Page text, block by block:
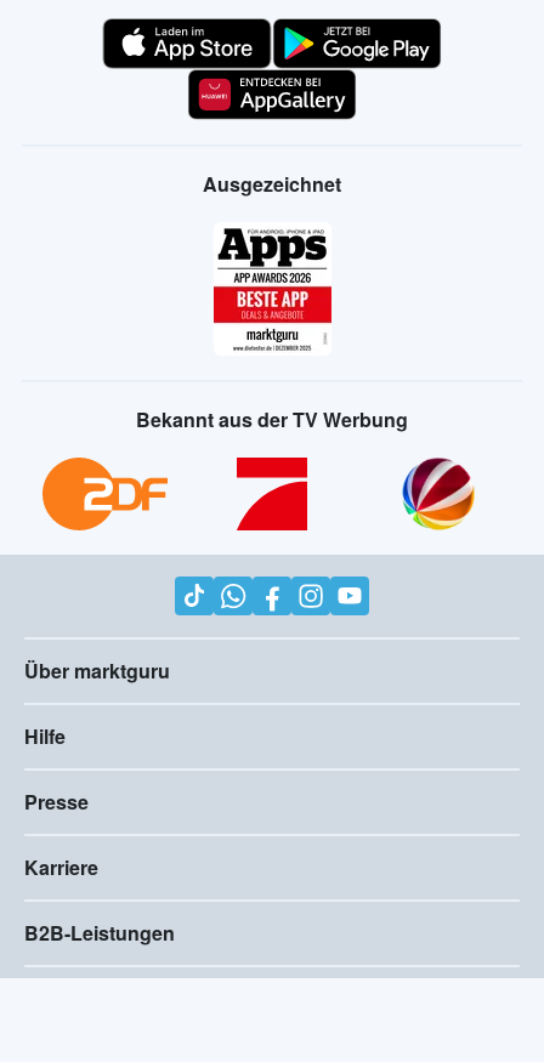
Ausgezeichnet
Bekannt aus der TV Werbung
Über marktguru
Hilfe
Presse
Karriere
B2B-Leistungen